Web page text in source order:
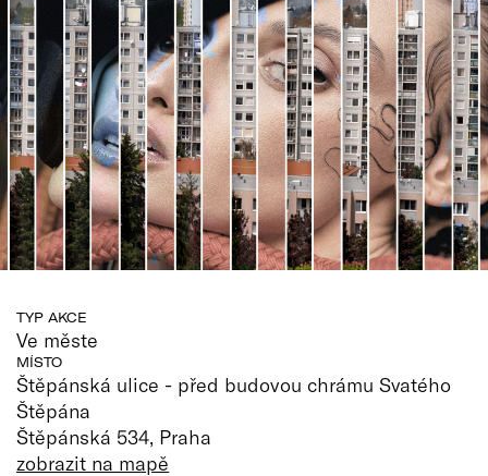
edu
Vše o ČT
TYP AKCE
Ve měste
MÍSTO
Štěpánská ulice - před budovou chrámu Svatého
Štěpána
Štěpánská 534, Praha
zobrazit na mapě